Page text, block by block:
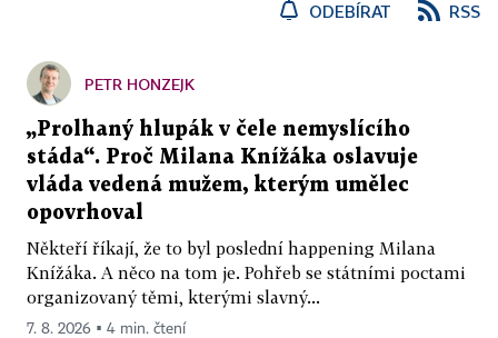
ODEBÍRAT RSS
PETR HONZEJK
„Prolhaný hlupák v čele nemyslícího
stáda“. Proč Milana Knížáka oslavuje
vláda vedená mužem, kterým umělec
opovrhoval
Někteří říkají, že to byl poslední happening Milana
Knížáka. A něco na tom je. Pohřeb se státními poctami
organizovaný těmi, kterými slavný...
7. 8. 2026 ▪ 4 min. čtení